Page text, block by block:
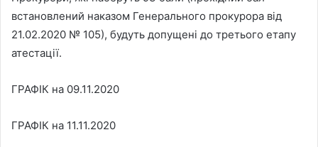
встановлений наказом Генерального прокурора від
21.02.2020 № 105), будуть допущені до третього етапу
атестації.
ГРАФІК на 09.11.2020
ГРАФІК на 11.11.2020